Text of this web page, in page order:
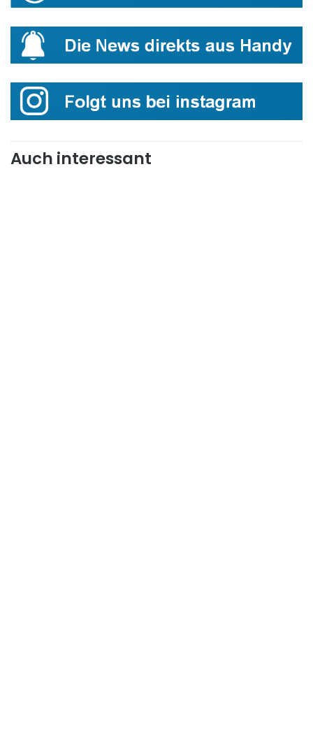
Auch interessant